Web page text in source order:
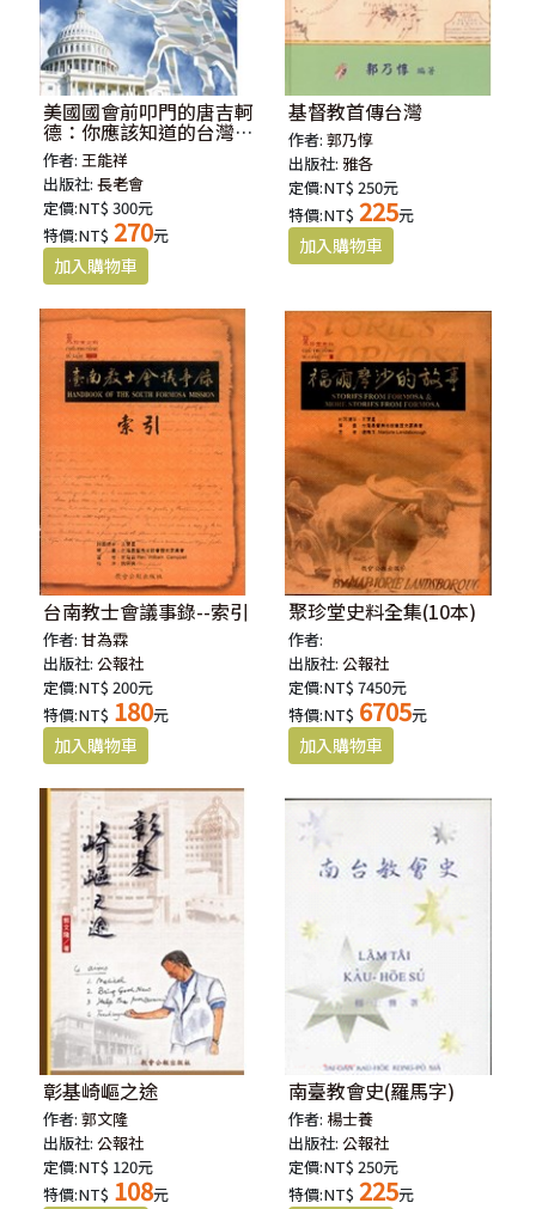
美國國會前叩門的唐吉軻
德：你應該知道的台灣關
係法
作者:王能祥
出版社:長老會
定價:NT$ 300元
特價:NT$ 270元
基督教首傳台灣
作者:郭乃惇
出版社: 雅各
定價:NT$ 250元
特價:NT$ 225元
台南教士會議事錄--索引
作者:甘為霖
出版社:公報社
定價:NT$ 200元
特價:NT$ 180元
聚珍堂史料全集(10本)
作者:
出版社:公報社
定價:NT$ 7450元
特價:NT$ 6705元
彰基崎嶇之途
作者:郭文隆
出版社:公報社
定價:NT$ 120元
特價:NT$ 108元
南臺教會史(羅馬字)
作者: 楊士養
出版社:公報社
定價:NT$ 250元
特價:NT$ 225元